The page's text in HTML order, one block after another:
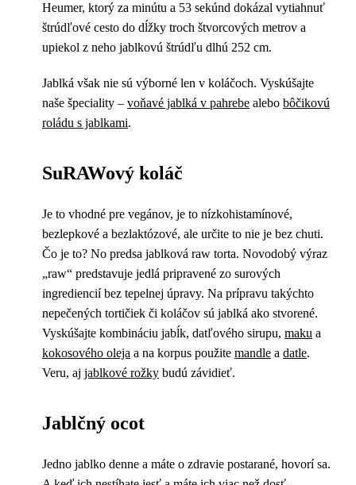
Heumer, ktorý za minútu a 53 sekúnd dokázal vytiahnuť
štrúdľové cesto do dĺžky troch štvorcových metrov a
upiekol z neho jablkovú štrúdľu dlhú 252 cm.
Jablká však nie sú výborné len v koláčoch. Vyskúšajte
naše špeciality – voňavé jablká v pahrebe alebo bôčikovú
roládu s jablkami.
SuRAWový koláč
Je to vhodné pre vegánov, je to nízkohistamínové,
bezlepkové a bezlaktózové, ale určite to nie je bez chuti.
Čo je to? No predsa jablková raw torta. Novodobý výraz
„raw“ predstavuje jedlá pripravené zo surových
ingrediencií bez tepelnej úpravy. Na prípravu takýchto
nepečených tortičiek či koláčov sú jablká ako stvorené.
Vyskúšajte kombináciu jabĺk, datľového sirupu, maku a
kokosového oleja a na korpus použite mandle a datle.
Veru, aj jablkové rožky budú závidieť.
Jablčný ocot
Jedno jablko denne a máte o zdravie postarané, hovorí sa.